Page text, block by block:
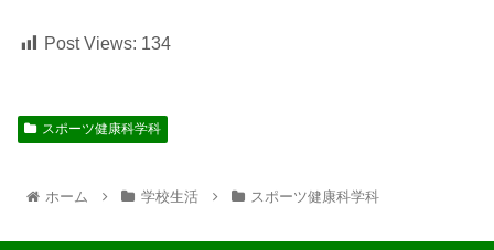
Post Views: 134
スポーツ健康科学科
ホーム 学校生活 スポーツ健康科学科